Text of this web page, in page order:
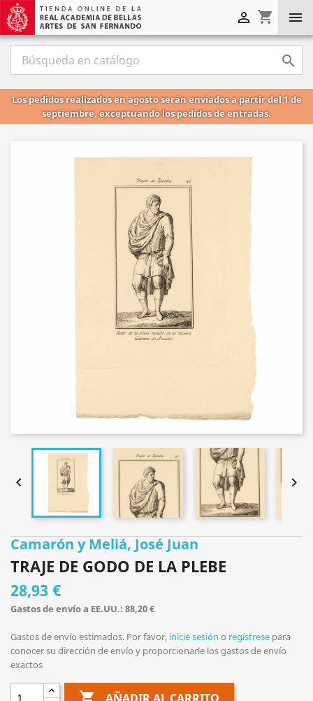

shopping_cart


Los pedidos realizados en agosto serán enviados a partir del 1 de
septiembre, exceptuando los pedidos de entradas.
 
Camarón y Meliá, José Juan
TRAJE DE GODO DE LA PLEBE
28,93 €
Gastos de envío a EE.UU.: 88,20 €
Gastos de envío estimados. Por favor, inicie sesión o regístrese para
conocer su dirección de envío y proporcionarle los gastos de envío
exactos
 AÑADIR AL CARRITO